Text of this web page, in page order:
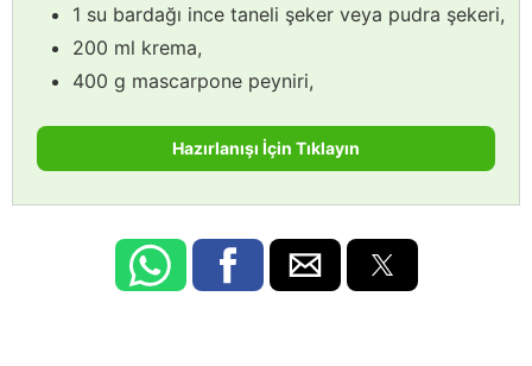
1 su bardağı ince taneli şeker veya pudra şekeri,
200 ml krema,
400 g mascarpone peyniri,
Hazırlanışı İçin Tıklayın